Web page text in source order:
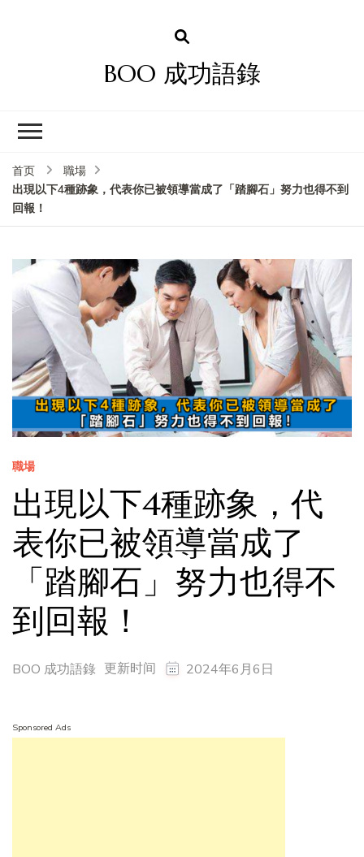
BOO 成功語錄
首页
職場
出現以下4種跡象，代表你已被領導當成了「踏腳石」努力也得不到
回報！
職場
出現以下4種跡象，代
表你已被領導當成了
「踏腳石」努力也得不
到回報！
BOO 成功語錄 更新时间 2024年6月6日
Sponsored Ads